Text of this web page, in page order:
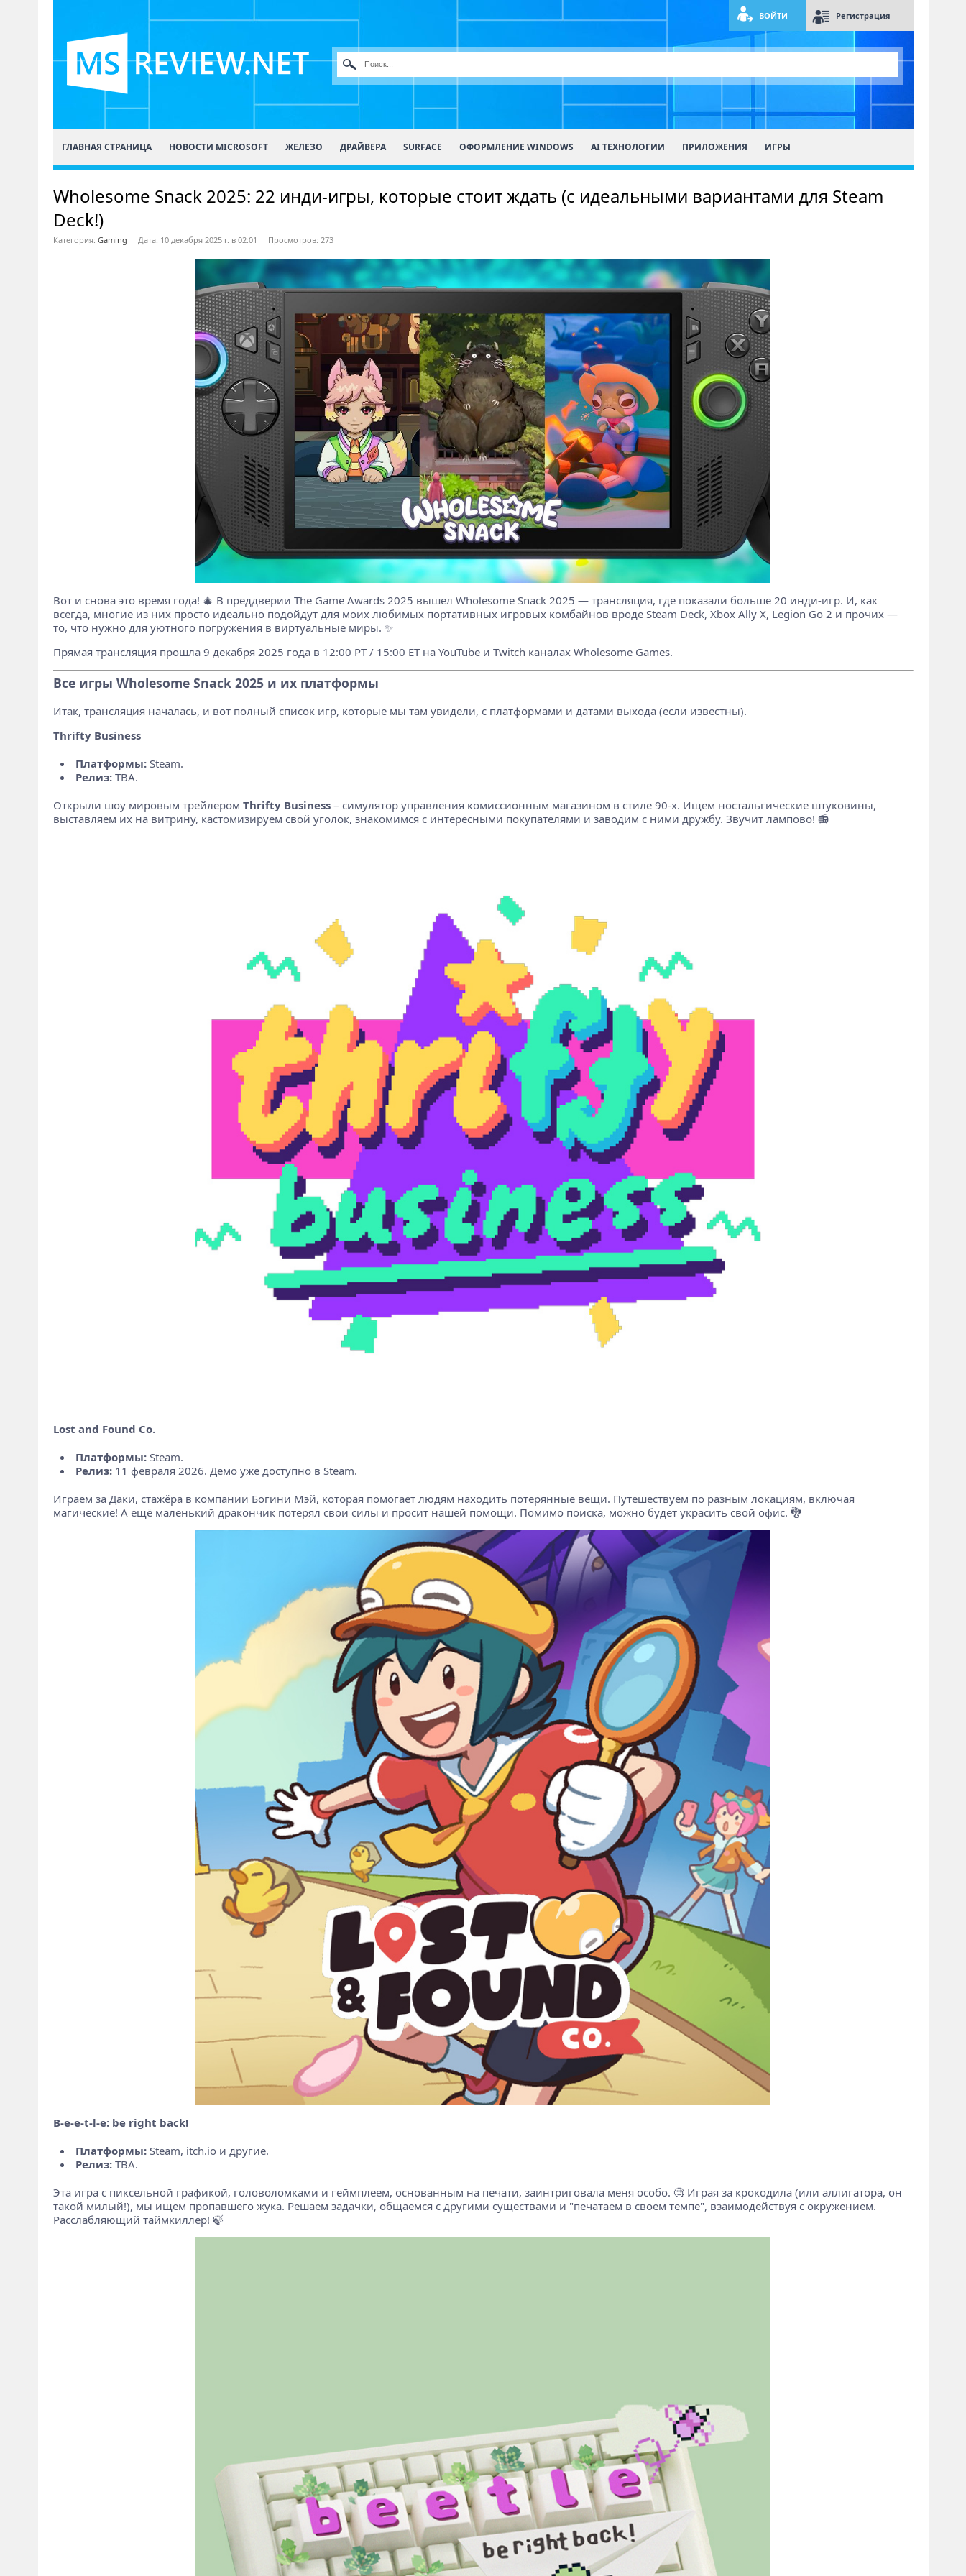
ВОЙТИ Регистрация
ГЛАВНАЯ СТРАНИЦА НОВОСТИ MICROSOFT ЖЕЛЕЗО ДРАЙВЕРА SURFACE ОФОРМЛЕНИЕ WINDOWS AI ТЕХНОЛОГИИ ПРИЛОЖЕНИЯ ИГРЫ
Wholesome Snack 2025: 22 инди-игры, которые стоит ждать (с идеальными вариантами для Steam
Deck!)
Категория: Gaming Дата: 10 декабря 2025 г. в 02:01 Просмотров: 273
Вот и снова это время года! 🎄 В преддверии The Game Awards 2025 вышел Wholesome Snack 2025 — трансляция, где показали больше 20 инди-игр. И, как
всегда, многие из них просто идеально подойдут для моих любимых портативных игровых комбайнов вроде Steam Deck, Xbox Ally X, Legion Go 2 и прочих —
то, что нужно для уютного погружения в виртуальные миры. ✨
Прямая трансляция прошла 9 декабря 2025 года в 12:00 PT / 15:00 ET на YouTube и Twitch каналах Wholesome Games.
Все игры Wholesome Snack 2025 и их платформы
Итак, трансляция началась, и вот полный список игр, которые мы там увидели, с платформами и датами выхода (если известны).
Thrifty Business
Платформы:Steam.
Релиз:TBA.
Открыли шоу мировым трейлером Thrifty Business– симулятор управления комиссионным магазином в стиле 90-х. Ищем ностальгические штуковины,
выставляем их на витрину, кастомизируем свой уголок, знакомимся с интересными покупателями и заводим с ними дружбу. Звучит лампово! 📻
Lost and Found Co.
Платформы:Steam.
Релиз:11 февраля 2026. Демо уже доступно в Steam.
Играем за Даки, стажёра в компании Богини Мэй, которая помогает людям находить потерянные вещи. Путешествуем по разным локациям, включая
магические! А ещё маленький дракончик потерял свои силы и просит нашей помощи. Помимо поиска, можно будет украсить свой офис. 🐉
B-e-e-t-l-e: be right back!
Платформы:Steam, itch.io и другие.
Релиз:TBA.
Эта игра с пиксельной графикой, головоломками и геймплеем, основанным на печати, заинтриговала меня особо. 🧐 Играя за крокодила (или аллигатора, он
такой милый!), мы ищем пропавшего жука. Решаем задачки, общаемся с другими существами и "печатаем в своем темпе", взаимодействуя с окружением.
Расслабляющий таймкиллер! 🍃